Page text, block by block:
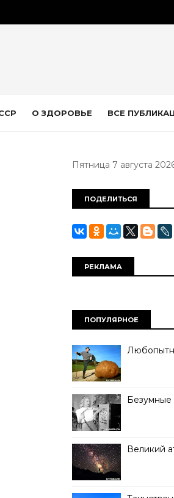
О ЗДОРОВЬЕ ВСЕ
Пятница 7 августа
ПОДЕЛИТЬСЯ
РЕКЛАМА
ПОПУЛЯРНОЕ
Безумные
Великий